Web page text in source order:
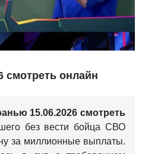
смотреть онлайн
15.06.2026 смотреть
без вести бойца СВО
за миллионные выплаты.